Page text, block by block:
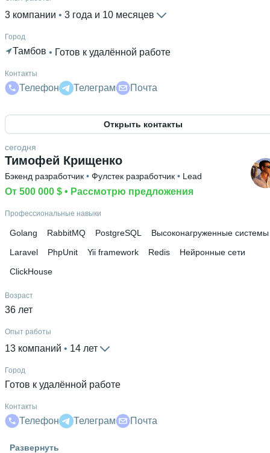
3 компании 3 года и 10 месяцев
Город
Тамбов • Готов к удалённой работе
Контакты
Телефон Телеграм Почта
Открыть контакты
Тимофей Крищенко
сегодня
Бэкенд разработчик • Фулстек разработчик • Lead
От 500 000 $ • Рассмотрю предложения
Профессиональные навыки
Golang RabbitMQ PostgreSQL
Высоконагруженные системы
Laravel
PhpUnit Yii framework Redis
Нейронные сети
ClickHouse
Возраст
36 лет
Опыт работы
13 компаний 14 лет
Город
Готов к удалённой работе
Контакты
Телефон Телеграм Почта
Гражданство
Развернуть